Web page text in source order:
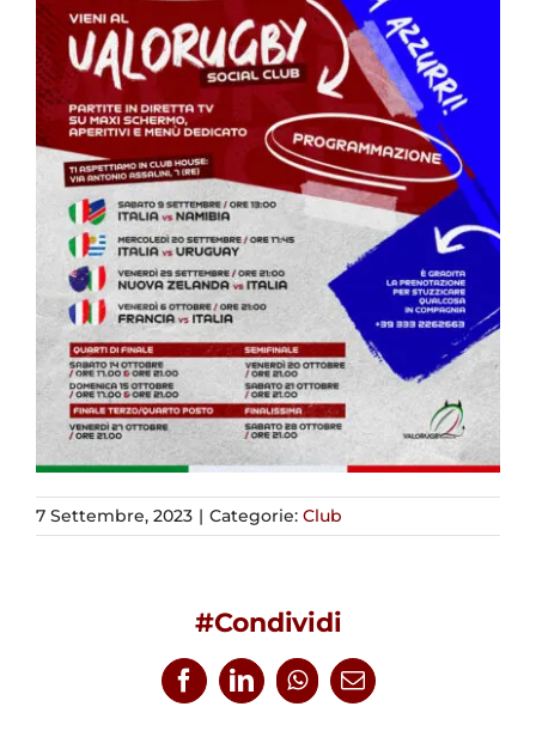
7 Settembre, 2023 | Categorie: Club
#Condividi
FacebookLinkedInWhatsApp
Email